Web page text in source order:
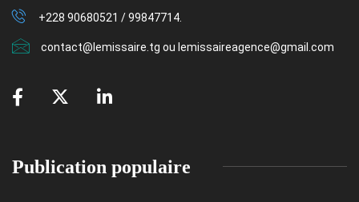
+228 90680521 / 99847714.
contact@lemissaire.tg ou lemissaireagence@gmail.com
Publication populaire